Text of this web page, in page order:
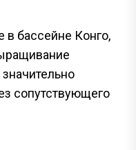
в бассейне Конго,
сопутствующего